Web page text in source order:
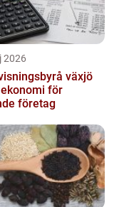
2026
växjö
för
företag